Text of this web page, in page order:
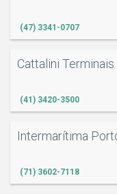
(47) 3341-0707
Cattalini
(41) 3420-3500
Intermarítima
(71) 3602-7118